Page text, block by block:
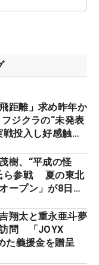
距離」求め昨年か
ジクラの“未発表
戦投入し好感触
】
樹、“平成の怪
ら参戦 夏の東北
ープン」が8日開
翔太と重永亜斗夢
問 「JOYX
た義援金を贈呈